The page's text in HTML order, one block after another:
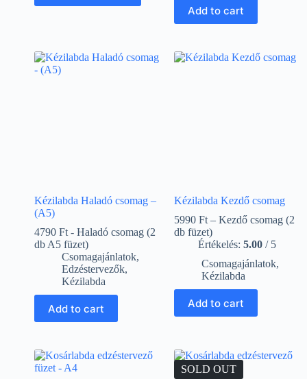
Add to cart
Kézilabda Haladó csomag –
(A5)
4790 Ft - Haladó csomag (2
db A5 füzet)
Csomagajánlatok,
Edzéstervezők,
Kézilabda
Add to cart
Kézilabda Kezdő csomag
5990 Ft – Kezdő csomag (2
db füzet)
Értékelés: 5.00 / 5
Csomagajánlatok,
Kézilabda
Add to cart
SOLD OUT